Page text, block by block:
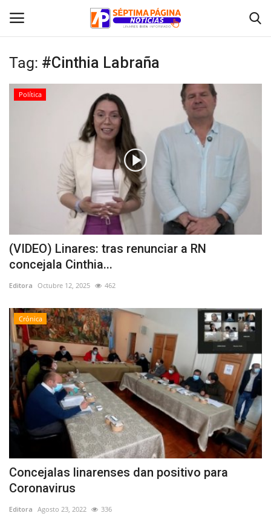
Inicio
Política
Espectáculos
Tag: #Cinthia Labraña
Política
(VIDEO) Linares: tras renunciar a RN
concejala Cinthia...
Editora Octubre 12, 2025 462
Crónica
Concejalas linarenses dan positivo para
Coronavirus
Editora Agosto 23, 2022 336